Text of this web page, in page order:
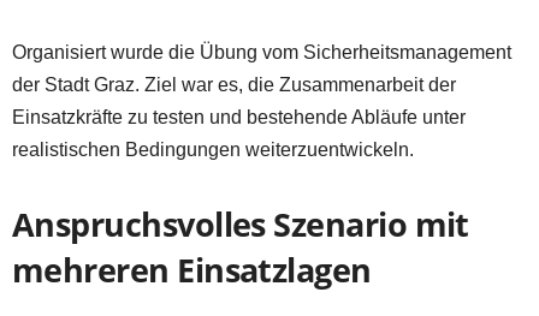
Organisiert wurde die Übung vom Sicherheitsmanagement
der Stadt Graz. Ziel war es, die Zusammenarbeit der
Einsatzkräfte zu testen und bestehende Abläufe unter
realistischen Bedingungen weiterzuentwickeln.
Anspruchsvolles Szenario mit
mehreren Einsatzlagen